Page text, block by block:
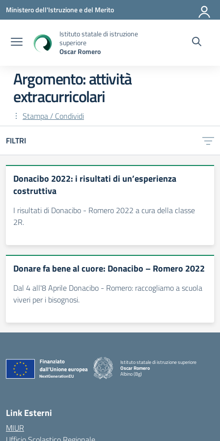
Vai ai contenuti
Vai al menu di navigazione
Vai al footer
Ministero dell'Istruzione e del Merito
Istituto statale di istruzione
superiore
Oscar Romero
Argomento: attività
extracurricolari
Stampa / Condividi
FILTRI
Donacibo 2022: i risultati di un’esperienza
costruttiva
I risultati di Donacibo - Romero 2022 a cura della classe
2R.
Donare fa bene al cuore: Donacibo – Romero 2022
Dal 4 all'8 Aprile Donacibo - Romero: raccogliamo a scuola
viveri per i bisognosi.
Istituto statale di istruzione superiore
Oscar Romero
Albino (Bg)
Link Esterni
MIUR